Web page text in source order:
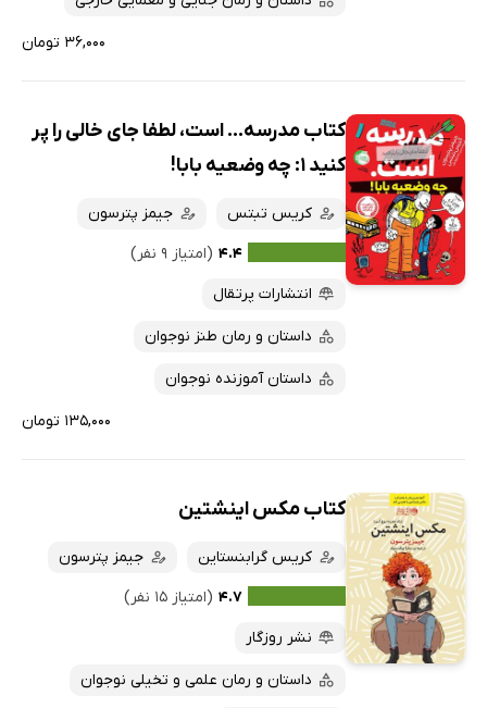
۳۶,۰۰۰ تومان
کتاب مدرسه... است، لطفا جای خالی را پر
کنید 1: چه وضعیه بابا!
کریس تبتس
جیمز پترسون
۴.۴ (امتیاز ۹ نفر)
انتشارات پرتقال
داستان و رمان طنز نوجوان
داستان آموزنده نوجوان
۱۳۵,۰۰۰ تومان
کتاب مکس اینشتین
کریس گرابنستاین
جیمز پترسون
۴.۷ (امتیاز ۱۵ نفر)
نشر روزگار
داستان و رمان علمی و تخیلی نوجوان